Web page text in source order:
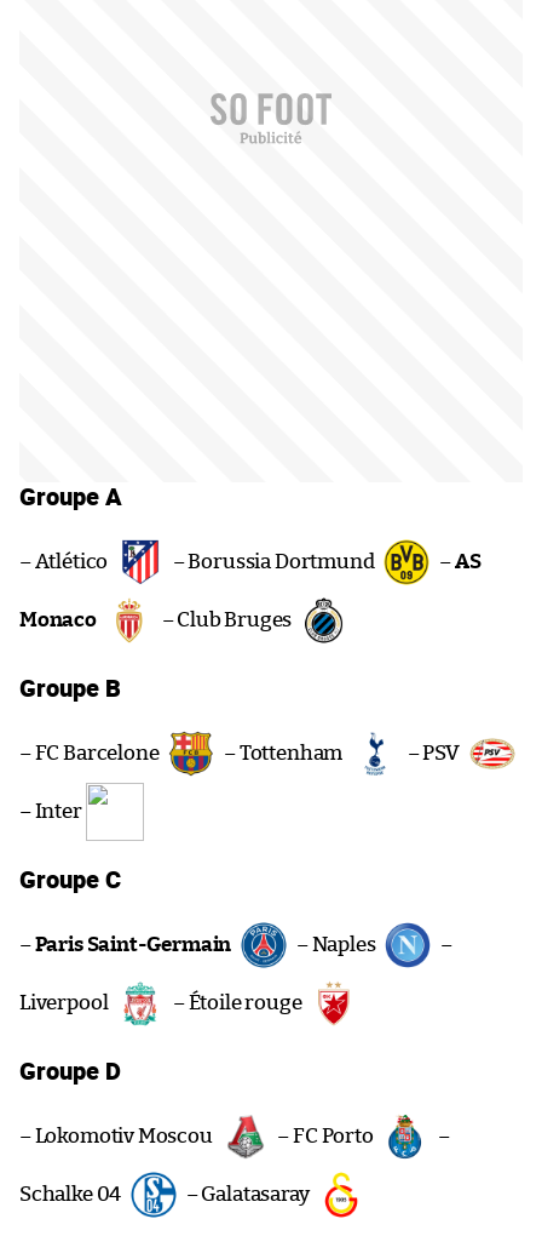
Groupe A
– Atlético – Borussia Dortmund –AS
Monaco – Club Bruges
Groupe B
– FC Barcelone – Tottenham – PSV
– Inter
Groupe C
–Paris Saint-Germain – Naples –
Liverpool – Étoile rouge
Groupe D
– Lokomotiv Moscou – FC Porto –
Schalke 04 – Galatasaray